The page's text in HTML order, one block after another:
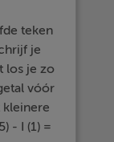
teken
je
los je zo
vóór
kleinere
- I (1) =